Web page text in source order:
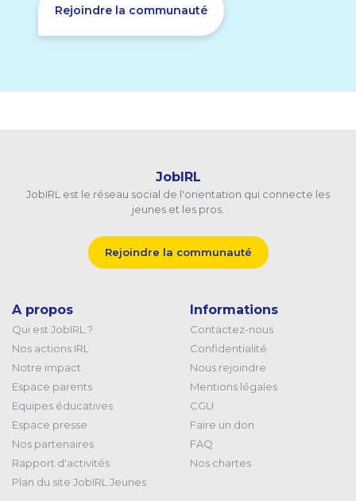
Rejoindre la communauté
JobIRL
JobIRL est le réseau social de l'orientation qui connecte les
jeunes et les pros.
Rejoindre la communauté
A propos
Qui est JobIRL ?
Nos actions IRL
Notre impact
Espace parents
Equipes éducatives
Espace presse
Nos partenaires
Rapport d'activités
Plan du site JobIRL Jeunes
Informations
Contactez-nous
Confidentialité
Nous rejoindre
Mentions légales
CGU
Faire un don
FAQ
Nos chartes